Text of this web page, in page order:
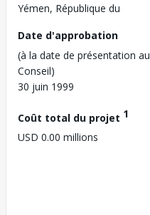
Yémen, République du
Date d'approbation
(à la date de présentation au
Conseil)
30 juin 1999
Coût total du projet 1
USD 0.00 millions